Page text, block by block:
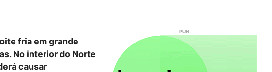
fria em grande
No interior do Norte
causar